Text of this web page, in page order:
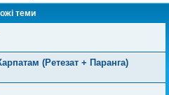
теми
(Ретезат + Паранга)